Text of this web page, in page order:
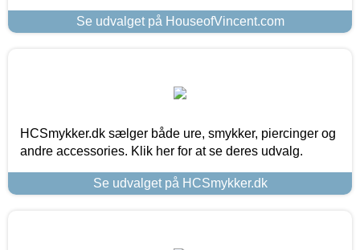
Se udvalget på HouseofVincent.com
HCSmykker.dk sælger både ure, smykker, piercinger og
andre accessories. Klik her for at se deres udvalg.
Se udvalget på HCSmykker.dk